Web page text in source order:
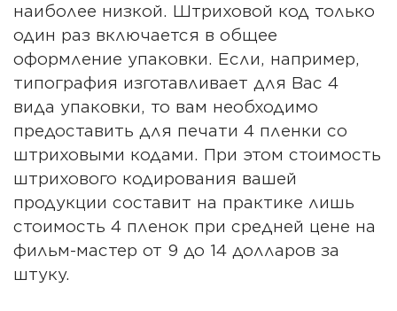
наиболее низкой. Штриховой код только
один раз включается в общее
оформление упаковки. Если, например,
типография изготавливает для Вас 4
вида упаковки, то вам необходимо
предоставить для печати 4 пленки со
штриховыми кодами. При этом стоимость
штрихового кодирования вашей
продукции составит на практике лишь
стоимость 4 пленок при средней цене на
фильм-мастер от 9 до 14 долларов за
штуку.